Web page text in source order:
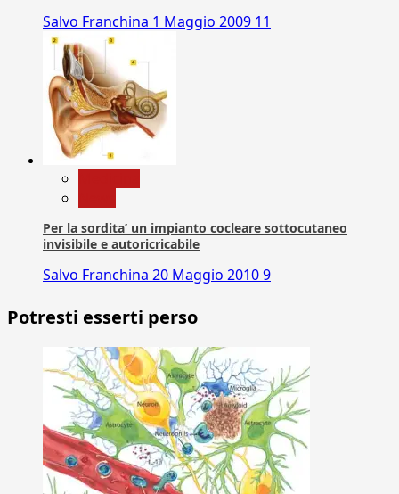
Salvo Franchina 1 Maggio 2009 11
Per la sordita’ un impianto cocleare sottocutaneo
invisibile e autoricricabile
Salvo Franchina 20 Maggio 20109
Potresti esserti perso